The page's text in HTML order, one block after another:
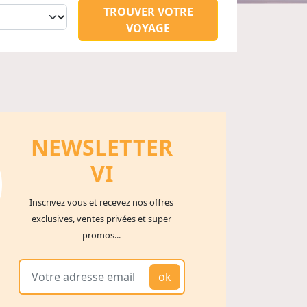
TROUVER VOTRE
VOYAGE
NEWSLETTER
VI
Inscrivez vous et recevez nos offres
exclusives, ventes privées et super
promos...
ok